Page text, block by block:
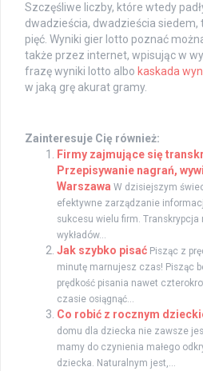
Szczęśliwe liczby, które wtedy
dwadzieścia, dwadzieścia
pięć. Wyniki gier lotto poznać
także przez internet, wpisując w
frazę wyniki lotto albo kaskada
w jaką grę akurat gramy.
Zainteresuje Cię również:
Firmy zajmujące się
Przepisywanie nagrań,
Warszawa W dzisiejszym
efektywne zarządzanie
sukcesu wielu firm.
wykładów...
Jak szybko pisać Pisząc z
minutę marnujesz czas! Pisząc
prędkość pisania nawet
czasie osiągnąć...
Co robić z rocznym
domu dla dziecka nie zawsze
mamy do czynienia małego
dziecka. Naturalnym jest,...